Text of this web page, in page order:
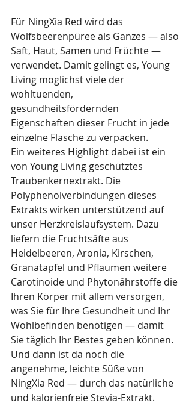
Für NingXia Red wird das
Wolfsbeerenpüree als Ganzes — also
Saft, Haut, Samen und Früchte —
verwendet. Damit gelingt es, Young
Living möglichst viele der
wohltuenden,
gesundheitsfördernden
Eigenschaften dieser Frucht in jede
einzelne Flasche zu verpacken.
Ein weiteres Highlight dabei ist ein
von Young Living geschütztes
Traubenkernextrakt. Die
Polyphenolverbindungen dieses
Extrakts wirken unterstützend auf
unser Herzkreislaufsystem. Dazu
liefern die Fruchtsäfte aus
Heidelbeeren, Aronia, Kirschen,
Granatapfel und Pflaumen weitere
Carotinoide und Phytonährstoffe die
Ihren Körper mit allem versorgen,
was Sie für Ihre Gesundheit und Ihr
Wohlbefinden benötigen — damit
Sie täglich Ihr Bestes geben können.
Und dann ist da noch die
angenehme, leichte Süße von
NingXia Red — durch das natürliche
und kalorienfreie Stevia-Extrakt.